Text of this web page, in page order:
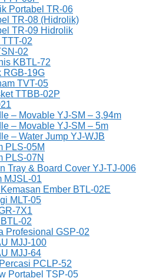
Portabel TR-06
TR-08 (Hidrolik)
TR-09 Hidrolik
02
02
KBTL-72
RGB-19G
TVT-05
TTBB-02P
– Movable YJ-SM – 3,94m
– Movable YJ-SM – 5m
– Water Jump YJ-WJB
PLS-05M
PLS-07N
Tray & Board Cover YJ-TJ-006
MJSL-01
Ember BTL-02E
MLT-05
7X1
02
Profesional GSP-02
MJJ-100
MJJ-64
PCLP-52
Portabel TSP-05